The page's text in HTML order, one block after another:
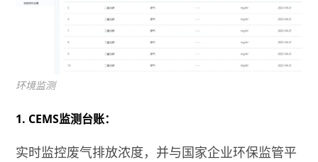
环境监测
1. CEMS监测台账：
实时监控废气排放浓度，并与国家企业环保监管平